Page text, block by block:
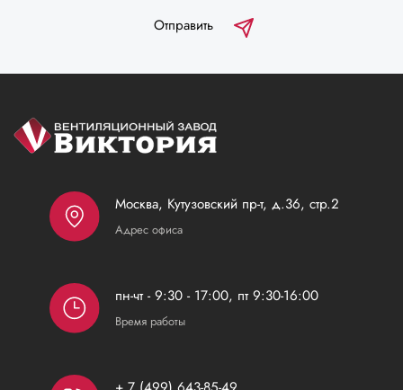
Отправить
Москва, Кутузовский пр-т, д.36, стр.2
Адрес офиса
пн-чт - 9:30 - 17:00, пт 9:30-16:00
Время работы